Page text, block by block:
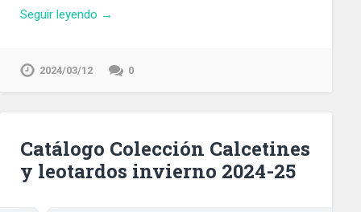
Seguir leyendo →
2024/03/12 0
Catálogo Colección Calcetines
y leotardos invierno 2024-25